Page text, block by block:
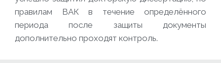
правилам ВАК в течение определённого
периода после защиты документы
дополнительно проходят контроль.